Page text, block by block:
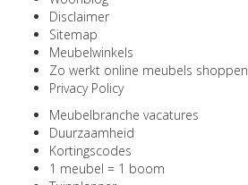
Disclaimer
Sitemap
Meubelwinkels
Zo werkt online meubels shoppen
Privacy Policy
Meubelbranche vacatures
Duurzaamheid
Kortingscodes
1 meubel = 1 boom